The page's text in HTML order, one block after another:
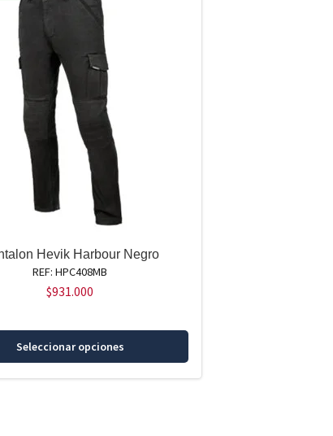
Hevik Harbour Negro
REF: HPC408MB
$931.000
Seleccionar opciones
producto
tiene